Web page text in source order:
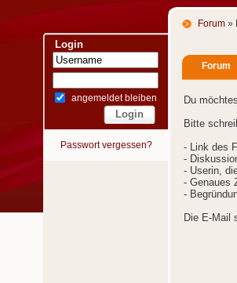
Login
angemeldet bleiben
Passwort vergessen?
Forum »
Forum
Du
Bitte
- Link des
-
- Userin,
- Genaues
-
Die E-Mail